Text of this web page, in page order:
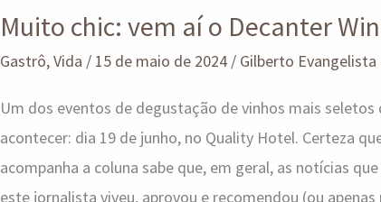
Muito chic: vem aí o Decanter
Gastrô,Vida / 15 de maio de 2024 / Gilberto Evangelista
Um dos eventos de degustação de vinhos mais
acontecer: dia 19 de junho, no Quality Hotel. Certeza
acompanha a coluna sabe que, em geral, as notícias
este jornalista viveu, aprovou e recomendou (ou
chic:
vem
o
Decanter
Wine